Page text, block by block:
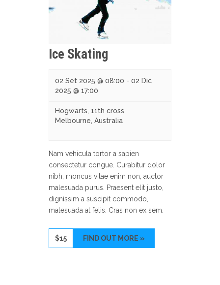
Ice Skating
02 Set 2025 @ 08:00 - 02 Dic
2025 @ 17:00
Hogwarts, 11th cross
Melbourne, Australia
Nam vehicula tortor a sapien
consectetur congue. Curabitur dolor
nibh, rhoncus vitae enim non, auctor
malesuada purus. Praesent elit justo,
dignissim a suscipit commodo,
malesuada at felis. Cras non ex sem.
$15 FIND OUT MORE »